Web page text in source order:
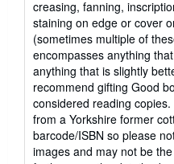
5
creasing, fanning,
staining on edge or cover
(sometimes multiple of
encompasses anything
anything that is slightly
recommend gifting Good
considered reading
from a Yorkshire former
barcode/ISBN so please
images and may not be